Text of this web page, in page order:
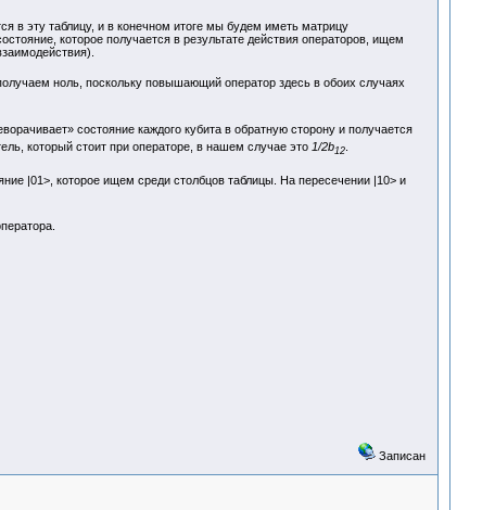
в эту таблицу, и в конечном итоге мы будем иметь матрицу
которое получается в результате действия операторов, ищем
ноль, поскольку повышающий оператор здесь в обоих случаях
состояние каждого кубита в обратную сторону и получается
который стоит при операторе, в нашем случае это 1/2b12.
|01>, которое ищем среди столбцов таблицы. На пересечении |10> и
Записан